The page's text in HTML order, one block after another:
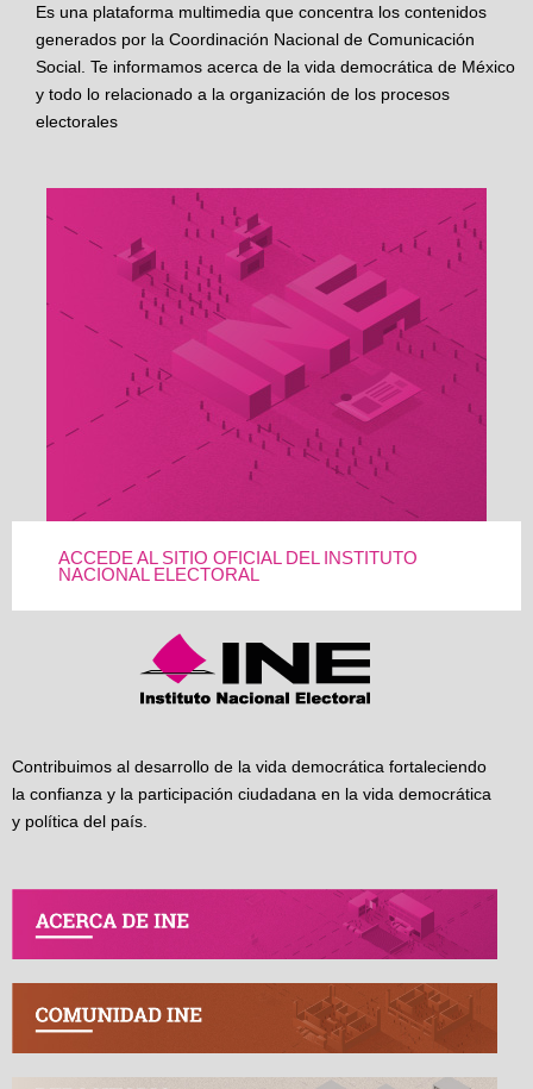
Es una plataforma multimedia que concentra los contenidos
generados por la Coordinación Nacional de Comunicación
Social. Te informamos acerca de la vida democrática de México
y todo lo relacionado a la organización de los procesos
electorales
ACCEDE AL SITIO OFICIAL DEL INSTITUTO
NACIONAL ELECTORAL
Contribuimos al desarrollo de la vida democrática fortaleciendo
la confianza y la participación ciudadana en la vida democrática
y política del país.